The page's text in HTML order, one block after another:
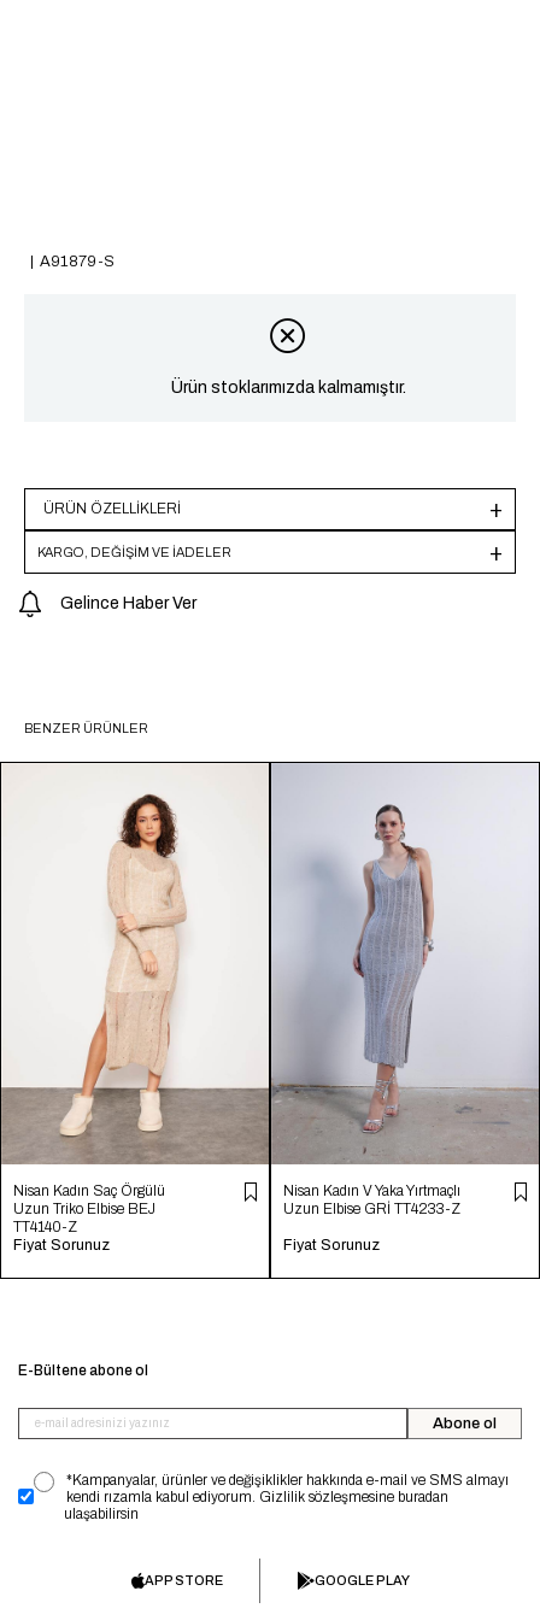
A91879-S
Ürün stoklarımızda kalmamıştır.
ÜRÜN ÖZELLIKLERI
KARGO, DEĞİŞİM VE İADELER
Gelince Haber Ver
BENZER ÜRÜNLER
Nisan Kadın Saç Örgülü
Uzun Triko Elbise BEJ
TT4140-Z
Fiyat Sorunuz
Nisan Kadın V Yaka Yırtmaçlı
Uzun Elbise GRİ TT4233-Z
Fiyat Sorunuz
E-Bültene abone ol
Abone ol
*Kampanyalar, ürünler ve değişiklikler hakkında e-mail ve SMS almayı
kendi rızamla kabul ediyorum. Gizlilik sözleşmesine buradan
ulaşabilirsin
APP STORE GOOGLE PLAY